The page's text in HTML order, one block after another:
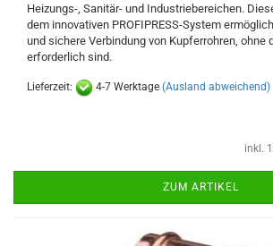
Heizungs-, Sanitär- und Industriebereichen.
dem innovativen PROFIPRESS-System
und sichere Verbindung von Kupferrohren, ohne
erforderlich sind.
Lieferzeit: 4-7 Werktage (Ausland abweichend)
inkl.
ZUM ARTIKEL